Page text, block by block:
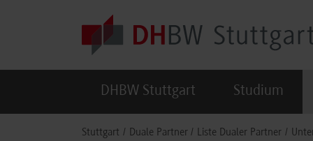
DHBW Stuttgart Studium
Stuttgart Duale Partner Liste Dualer Partner